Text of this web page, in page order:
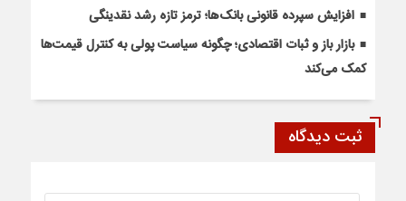
افزایش سپرده قانونی بانک‌ها؛ ترمز تازه رشد نقدینگی
بازار باز و ثبات اقتصادی؛ چگونه سیاست پولی به کنترل قیمت‌ها
کمک می‌کند
ثبت دیدگاه